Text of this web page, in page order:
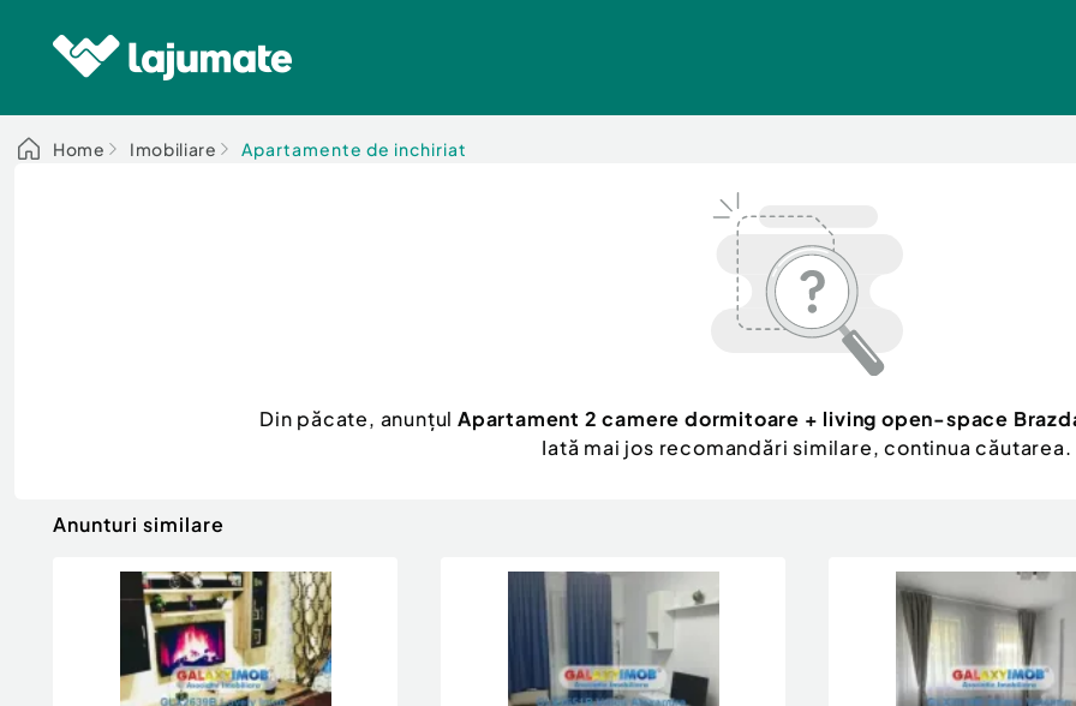
Home Imobiliare Apartamente de inchiriat
Din păcate, anunțul Apartament 2 camere dormitoare + living open-space
Iată mai jos recomandări similare, continua căutarea.
Anunturi similare